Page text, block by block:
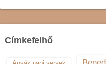
Címkefelhő